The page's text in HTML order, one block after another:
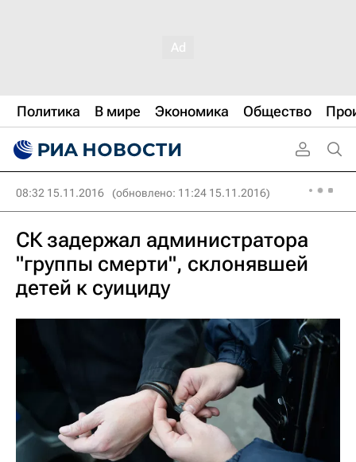
Политика В мире Экономика Общество
08:32 15.11.2016 (обновлено: 11:24 15.11.2016)
СК задержал администратора
"группы смерти", склонявшей
детей к суициду